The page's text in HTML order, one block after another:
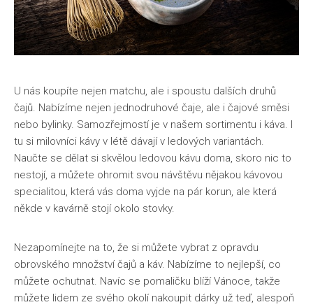
U nás koupíte nejen matchu, ale i spoustu dalších druhů
čajů. Nabízíme nejen jednodruhové čaje, ale i čajové směsi
nebo bylinky. Samozřejmostí je v našem sortimentu i káva. I
tu si milovníci kávy v létě dávají v ledových variantách.
Naučte se dělat si skvělou ledovou kávu doma, skoro nic to
nestojí, a můžete ohromit svou návštěvu nějakou kávovou
specialitou, která vás doma vyjde na pár korun, ale která
někde v kavárně stojí okolo stovky.
Nezapomínejte na to, že si můžete vybrat z opravdu
obrovského množství čajů a káv. Nabízíme to nejlepší, co
můžete ochutnat. Navíc se pomaličku blíží Vánoce, takže
můžete lidem ze svého okolí nakoupit dárky už teď, alespoň